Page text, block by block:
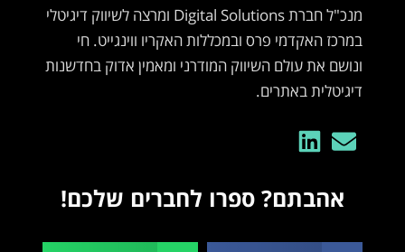
מנכ"ל חברת Digital Solutions ומרצה לשיווק דיגיטלי
במרכז האקדמי פרס ובמכללות האקריו ווינגייט. חי
ונושם את עולם השיווק המודרני ומאמין אדוק בחדשנות
דיגיטלית באתרים.
אהבתם? ספרו לחברים שלכם!